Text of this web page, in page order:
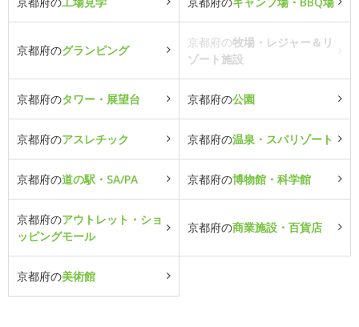
京都府のグランピング
京都府の牧場・レジャー＆リ
ゾート施設
京都府のタワー・展望台 京都府の公園
京都府のアスレチック 京都府の温泉・スパリゾート
京都府の道の駅・SA/PA 京都府の博物館・科学館
京都府のアウトレット・ショ
ッピングモール
京都府の商業施設・百貨店
京都府の美術館